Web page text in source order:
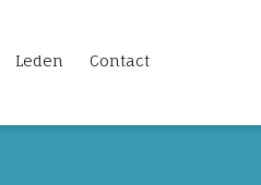
Leden Contact